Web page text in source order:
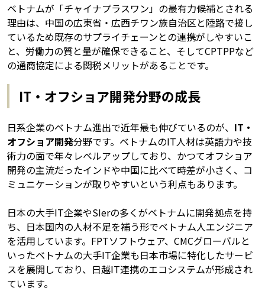
ベトナムが「チャイナプラスワン」の最有力候補とされる
理由は、中国の広東省・広西チワン族自治区と陸路で接し
ているため既存のサプライチェーンとの連携がしやすいこ
と、労働力の質と量が確保できること、そしてCPTPPなど
の通商協定による関税メリットがあることです。
IT・オフショア開発分野の成長
日系企業のベトナム進出で近年最も伸びているのが、 IT・
オフショア開発分野です。ベトナムのIT人材は英語力や技
術力の面で年々レベルアップしており、かつてオフショア
開発の主流だったインドや中国に比べて時差が小さく、コ
ミュニケーションが取りやすいという利点もあります。
日本の大手IT企業やSIerの多くがベトナムに開発拠点を持
ち、日本国内の人材不足を補う形でベトナム人エンジニア
を活用しています。FPTソフトウェア、CMCグローバルと
いったベトナムの大手IT企業も日本市場に特化したサービ
スを展開しており、日越IT連携のエコシステムが形成され
ています。